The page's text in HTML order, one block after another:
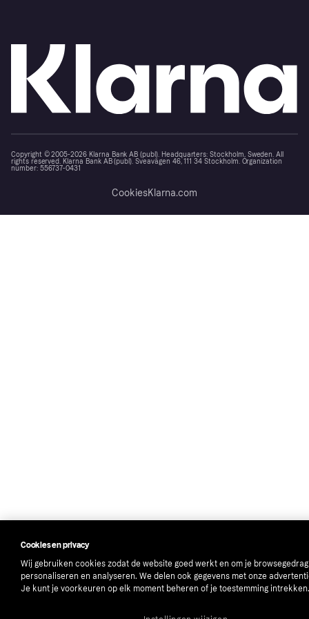
Copyright © 2005-2026 Klarna Bank AB (publ). Headquarters: Stockholm, Sweden. All
rights reserved. Klarna Bank AB (publ). Sveavägen 46, 111 34 Stockholm. Organization
number: 556737-0431
CookiesKlarna.com
Cookies en privacy
Wij gebruiken cookies zodat de website goed werkt en om je
personaliseren en analyseren. We delen ook gegevens met onze
Je kunt je voorkeuren op elk moment beheren of je toestemming intrekken.